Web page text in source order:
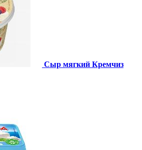
Сыр мягкий Кремчиз